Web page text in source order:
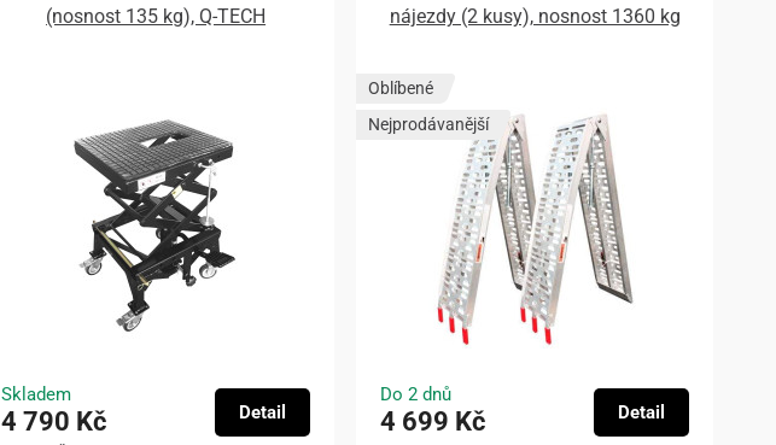
(nosnost 135 kg), Q-TECH
Skladem
4 790 Kč Detail
nájezdy (2 kusy), nosnost 1360 kg
Oblíbené
Nejprodávanější
Do 2 dnů
4 699 Kč Detail